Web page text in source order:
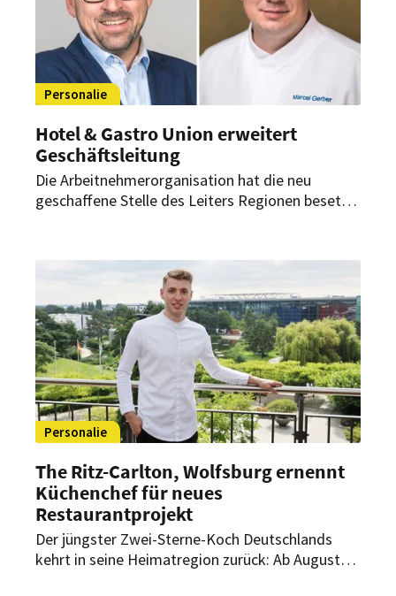
Personalie
Hotel & Gastro Union erweitert
Geschäftsleitung
Die Arbeitnehmerorganisation hat die neu
geschaffene Stelle des Leiters Regionen besetzt.
Personalie
The Ritz-Carlton, Wolfsburg ernennt
Küchenchef für neues
Restaurantprojekt
Der jüngster Zwei-Sterne-Koch Deutschlands
kehrt in seine Heimatregion zurück: Ab August